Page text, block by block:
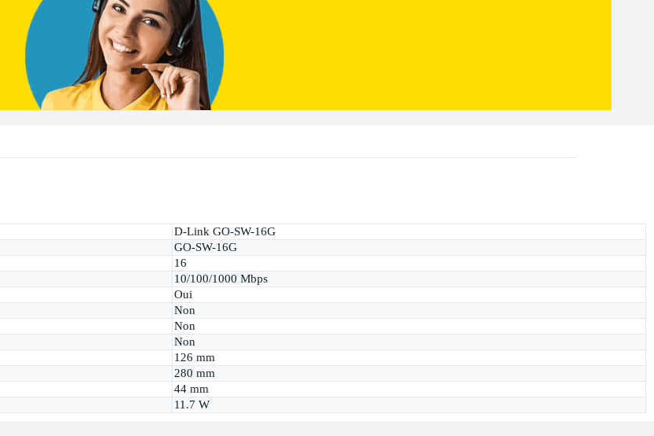
D-Link GO-SW-16G
GO-SW-16G
16
10/100/1000 Mbps
Oui
Non
Non
Non
126 mm
280 mm
44 mm
11.7 W